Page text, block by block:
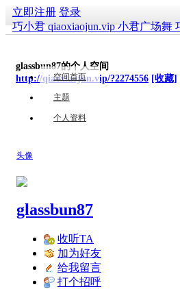
立即注册 登录
巧小君 qiaoxiaojun.vip 小君广场舞
glassbun87的个人空间
http://qiaoxiaojun.vip/?2274556 [收藏]
空间首页
主题
个人资料
头像
glassbun87
收听TA
加为好友
给我留言
打个招呼